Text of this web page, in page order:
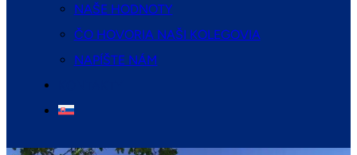
NAŠE HODNOTY
ČO HOVORIA NAŠI KOLEGOVIA
NAPÍŠTE NÁM